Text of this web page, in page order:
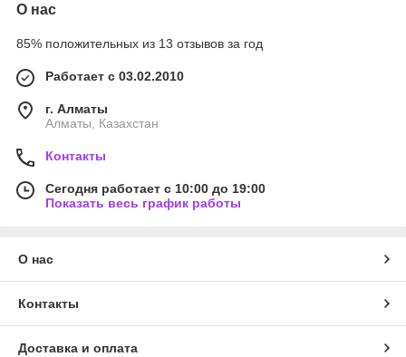
О нас
85% положительных из 13 отзывов за год
Работает с 03.02.2010
г. Алматы
Алматы, Казахстан
Контакты
Сегодня работает с 10:00 до 19:00
Показать весь график работы
О нас
Контакты
Доставка и оплата